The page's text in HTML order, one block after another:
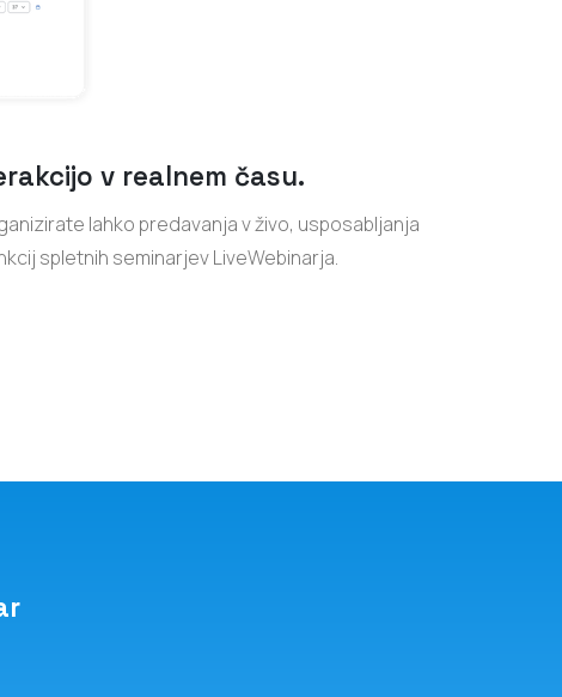
v realnem času.
lahko predavanja v živo, usposabljanja
spletnih seminarjev LiveWebinarja.